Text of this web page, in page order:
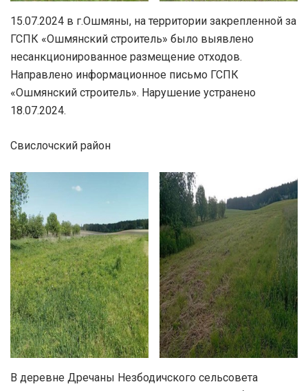
15.07.2024 в г.Ошмяны, на территории закрепленной за
ГСПК «Ошмянский строитель» было выявлено
несанкционированное размещение отходов.
Направлено информационное письмо ГСПК
«Ошмянский строитель». Нарушение устранено
18.07.2024.
Свислочский район
В деревне Дречаны Незбодичского сельсовета